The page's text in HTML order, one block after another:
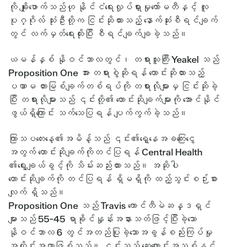
ကို ချိုးဖောက်သည်ဟု နိုင်ငံရေးလှုပ်ရှားမှုကော်မတီနှင့် လူ
ပုဂ္ဂိုလ် သုံးဦးတို့က ငြင်းဆိုထားသည့် နောက်ဆုံးစီရင်ချက်
တွင် လက်မှတ်ရေးထိုးပြီး စီရင်ချက်ချခဲ့သည်။
ယမန်နှစ် နိုဝင်ဘာလတွင်၊ တရားသူကြီး Yeakel သည်
Proposition One အား တရားစွဲဆိုရန် တောင်းဆိုထားသည့်
ပဏာမ တားမြစ်ချက်တစ်ရပ်ကို တရားလိုများမှ ငြင်းဆိုခဲ့
ပြီး တရားလိုများသည် ၎င်းတို့၏ တောင်းဆိုချက်များကို အောင်နိုင်
ဖွယ်ရှိကြောင်း သက်သေပြရန် ပျက်ကွက်ခဲ့သည်။
ကြာသပတေးနေ့၏အမိန့်သည် ၎င်း၏ရှေ့နေအခကြေးငွေ
အတွက် တောင်းဆိုချက်ကိုတင်ပြရန် Central Health
၏ရွေးချယ်ခွင့်ကို သိမ်းဆည်းထားသည်။ အဆိုပါ
တောင်းဆိုချက်ကို တင်ပြရန် ရှိမရှိကို ထည့်သွင်းစဉ်းစား
လျက် ရှိသည်။
Proposition One သည် Travis ကောင်တီမဲဆန္ဒရှင်
များသည် 55-45 ရာခိုင်နှုန်းအနားသတ်ဖြင့်ပြီးခဲ့သော
နိုဝင်ဘာလ 6 တွင်အတည်ပြုခဲ့သောအခွန်စည်းကြပ်မှု